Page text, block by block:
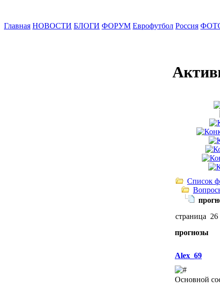
Главная НОВОСТИ БЛОГИ ФОРУМ Еврофутбол Россия
Список
страница
прогнозы
Alex_69
Основной